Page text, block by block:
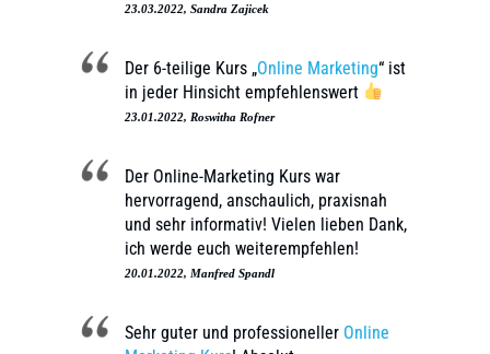
23.03.2022, Sandra Zajicek
Der 6-teilige Kurs „Online Marketing“ ist
in jeder Hinsicht empfehlenswert
23.01.2022, Roswitha Rofner
Der Online-Marketing Kurs war
hervorragend, anschaulich, praxisnah
und sehr informativ! Vielen lieben Dank,
ich werde euch weiterempfehlen!
20.01.2022, Manfred Spandl
Sehr guter und professioneller Online